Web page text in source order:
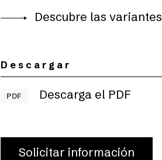
Descubre las variantes
Descargar
PDF Descarga el PDF
Solicitar información